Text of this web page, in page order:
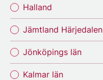
Halland
Jämtland Härjedalen
Jönköpings län
Kalmar län